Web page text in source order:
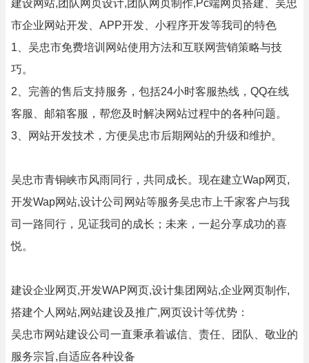
建设网站,团队网页设计,团队网页制作,Pc端网页搭建、吴忠
市企业网站开发、APP开发、小程序开发等我司的特色
1、吴忠市免费培训网站使用方法和互联网营销策略与技
巧。
2、完善的售后支持服务，包括24小时客服热线，QQ在线
客服、邮箱客服，帮您及时解决网站过程中的各种问题。
3、网站开发技术，方便吴忠市后期网站的升级和维护。
吴忠市青铜峡市风雨同行，共同成长。现在建立Wap网页,
开发Wap网站,设计公司网站等服务吴忠市上千家客户与我
司一路同行，见证我司的成长；未来，一起分享成功的喜
悦。
建设企业网页,开发WAP网页,设计集团网站,企业网页制作,
搭建个人网站,网站建设及推广,网页设计等优势：
吴忠市网站建设公司一直秉承着诚信、责任、团队、敬业的
服务宗旨,自适应各种设备